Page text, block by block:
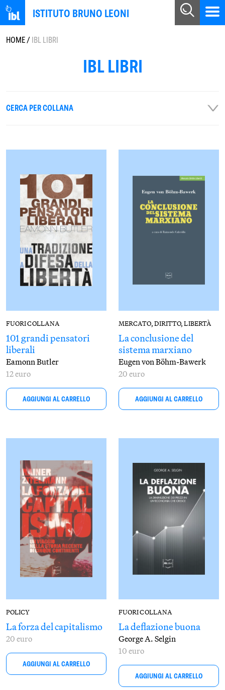
ISTITUTO BRUNO LEONI
HOME/IBL LIBRI
IBL LIBRI
CERCA PER COLLANA
FUORI COLLANA
101 grandi pensatori
liberali
Eamonn Butler
12 euro
AGGIUNGI AL CARRELLO
MERCATO, DIRITTO, LIBERTÀ
La conclusione del
sistema marxiano
Eugen von Böhm-Bawerk
20 euro
AGGIUNGI AL CARRELLO
POLICY
La forza del capitalismo
20 euro
AGGIUNGI AL CARRELLO
FUORI COLLANA
La deflazione buona
George A. Selgin
10 euro
AGGIUNGI AL CARRELLO